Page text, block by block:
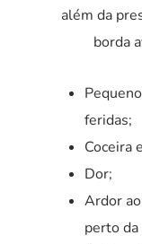
além da
borda
feridas;
Coceira
Dor;
Ardor
perto